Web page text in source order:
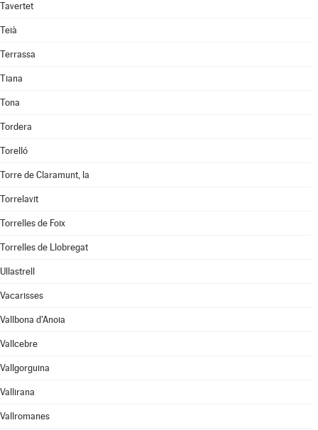
Tavertet
Teià
Terrassa
Tiana
Tona
Tordera
Torelló
Torre de Claramunt, la
Torrelavit
Torrelles de Foix
Torrelles de Llobregat
Ullastrell
Vacarisses
Vallbona d'Anoia
Vallcebre
Vallgorguina
Vallirana
Vallromanes